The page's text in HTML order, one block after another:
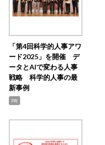
「第4回科学的人事アワ
ード2025」を開催 デ
ータとAIで変わる人事
戦略 科学的人事の最
新事例
PR